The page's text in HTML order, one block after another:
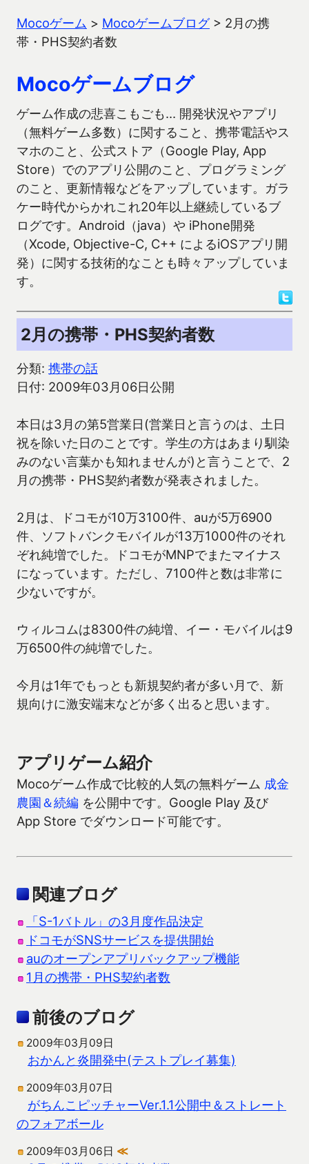
Mocoゲーム > Mocoゲームブログ> 2月の携
帯・PHS契約者数
Mocoゲームブログ
ゲーム作成の悲喜こもごも… 開発状況やアプリ
（無料ゲーム多数）に関すること、携帯電話やス
マホのこと、公式ストア（Google Play, App
Store）でのアプリ公開のこと、プログラミング
のこと、更新情報などをアップしています。ガラ
ケー時代からかれこれ20年以上継続しているブ
ログです。Android（java）や iPhone開発
（Xcode, Objective-C, C++ によるiOSアプリ開
発）に関する技術的なことも時々アップしていま
す。
2月の携帯・PHS契約者数
分類: 携帯の話
日付: 2009年03月06日公開
本日は3月の第5営業日(営業日と言うのは、土日
祝を除いた日のことです。学生の方はあまり馴染
みのない言葉かも知れませんが)と言うことで、2
月の携帯・PHS契約者数が発表されました。
2月は、ドコモが10万3100件、auが5万6900
件、ソフトバンクモバイルが13万1000件のそれ
ぞれ純増でした。ドコモがMNPでまたマイナス
になっています。ただし、7100件と数は非常に
少ないですが。
ウィルコムは8300件の純増、イー・モバイルは9
万6500件の純増でした。
今月は1年でもっとも新規契約者が多い月で、新
規向けに激安端末などが多く出ると思います。
アプリゲーム紹介
Mocoゲーム作成で比較的人気の無料ゲーム 成金
農園＆続編 を公開中です。Google Play 及び
App Store でダウンロード可能です。
関連ブログ
「S-1バトル」の3月度作品決定
ドコモがSNSサービスを提供開始
auのオープンアプリバックアップ機能
1月の携帯・PHS契約者数
前後のブログ
2009年03月09日
おかんと炎開発中(テストプレイ募集)
2009年03月07日
がちんこピッチャーVer.1.1公開中＆ストレート
のフォアボール
2009年03月06日 ≪